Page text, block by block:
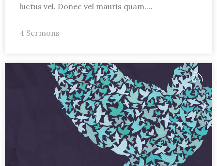
luctus vel. Donec vel mauris quam.…
4 Sermons